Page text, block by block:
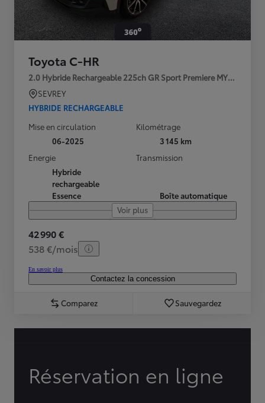
Toyota C-HR
2.0 Hybride Rechargeable 225ch GR Sport Premiere MY25
SEVREY
HYBRIDE RECHARGEABLE
Mise en circulation
06-2025
Kilométrage
3 145 km
Energie
Hybride
rechargeable
Essence
Transmission
Boîte automatique
Voir plus
42 990 €
538 €/mois
En savoir plus
Contactez la concession
Comparez Sauvegardez
Réservation en ligne